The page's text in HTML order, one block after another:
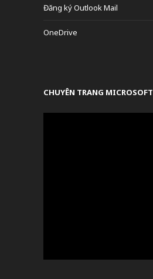
Đăng ký Outlook Mail
OneDrive
CHUYÊN TRANG MICROSOFT